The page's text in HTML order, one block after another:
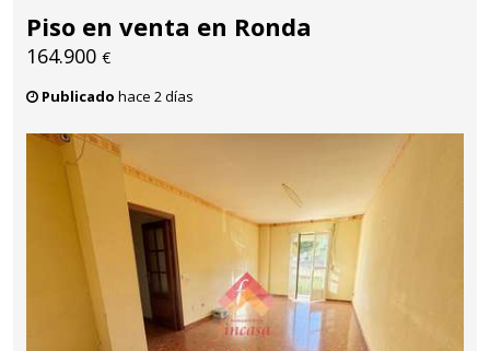
Piso en venta en Ronda
164.900 €
Publicado hace 2 días